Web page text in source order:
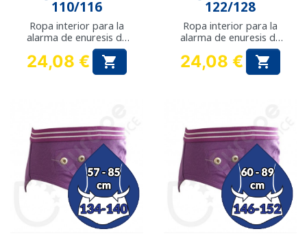
110/116
Ropa interior para la
alarma de enuresis de
Precio
24,08 € 
122/128
Ropa interior para la
alarma de enuresis de
Precio
24,08 € 